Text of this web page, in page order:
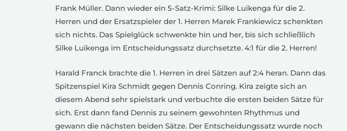
Frank Müller. Dann wieder ein 5-Satz-Krimi: Silke Luikenga für die 2.
Herren und der Ersatzspieler der 1. Herren Marek Frankiewicz schenkten
sich nichts. Das Spielglück schwenkte hin und her, bis sich schließlich
Silke Luikenga im Entscheidungssatz durchsetzte. 4:1 für die 2. Herren!
Harald Franck brachte die 1. Herren in drei Sätzen auf 2:4 heran. Dann das
Spitzenspiel Kira Schmidt gegen Dennis Conring. Kira zeigte sich an
diesem Abend sehr spielstark und verbuchte die ersten beiden Sätze für
sich. Erst dann fand Dennis zu seinem gewohnten Rhythmus und
gewann die nächsten beiden Sätze. Der Entscheidungssatz wurde noch